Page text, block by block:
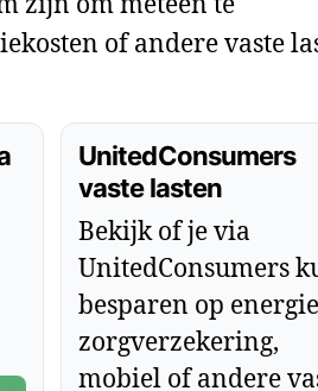
of andere vaste
UnitedConsumers
vaste lasten
Bekijk of je via
UnitedConsumers
besparen op
zorgverzekering,
mobiel of andere